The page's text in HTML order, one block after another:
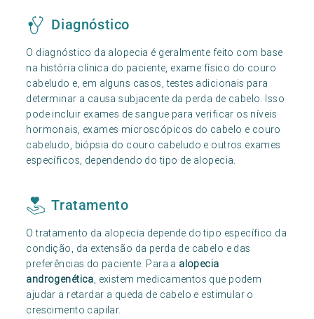
Diagnóstico
O diagnóstico da alopecia é geralmente feito com base
na história clínica do paciente, exame físico do couro
cabeludo e, em alguns casos, testes adicionais para
determinar a causa subjacente da perda de cabelo. Isso
pode incluir exames de sangue para verificar os níveis
hormonais, exames microscópicos do cabelo e couro
cabeludo, biópsia do couro cabeludo e outros exames
específicos, dependendo do tipo de alopecia.
Tratamento
O tratamento da alopecia depende do tipo específico da
condição, da extensão da perda de cabelo e das
preferências do paciente. Para a alopecia
androgenética, existem medicamentos que podem
ajudar a retardar a queda de cabelo e estimular o
crescimento capilar.